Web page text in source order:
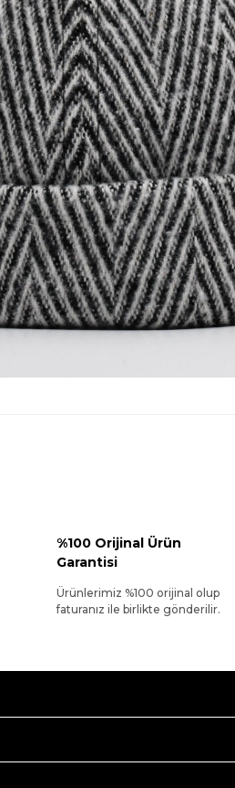
%100 Orijinal Ürün
Garantisi
Ürünlerimiz %100 orijinal olup
faturanız ile birlikte gönderilir.